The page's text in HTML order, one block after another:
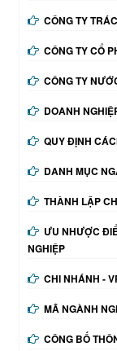
CÔNG TY
CÔNG TY CỔ
CÔNG TY
DOANH
QUY ĐỊNH
DANH MỤC
THÀNH LẬP
ƯU NHƯỢC
NGHIỆP
CHI NHÁNH -
MÃ NGÀNH
CÔNG BỐ